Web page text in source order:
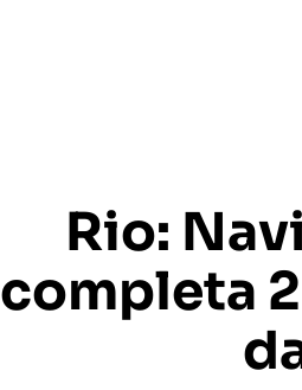
Rio:
completa